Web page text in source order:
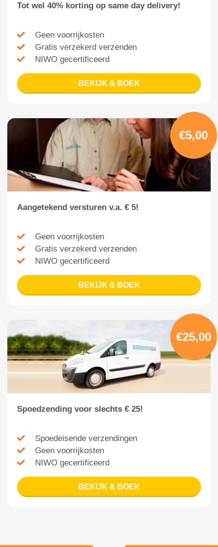
Tot wel 40% korting op same day delivery!
Geen voorrijkosten
Gratis verzekerd verzenden
NIWO gecertificeerd
BEKIJK & BOEK
€5,00
Aangetekend versturen v.a. € 5!
Geen voorrijkosten
Gratis verzekerd verzenden
NIWO gecertificeerd
BEKIJK & BOEK
€25,00
Spoedzending voor slechts € 25!
Spoedeisende verzendingen
Geen voorrijkosten
NIWO gecertificeerd
BEKIJK & BOEK